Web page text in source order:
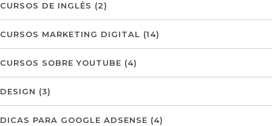
CURSOS DE INGLÊS (2)
CURSOS MARKETING DIGITAL (14)
CURSOS SOBRE YOUTUBE (4)
DESIGN (3)
DICAS PARA GOOGLE ADSENSE (4)